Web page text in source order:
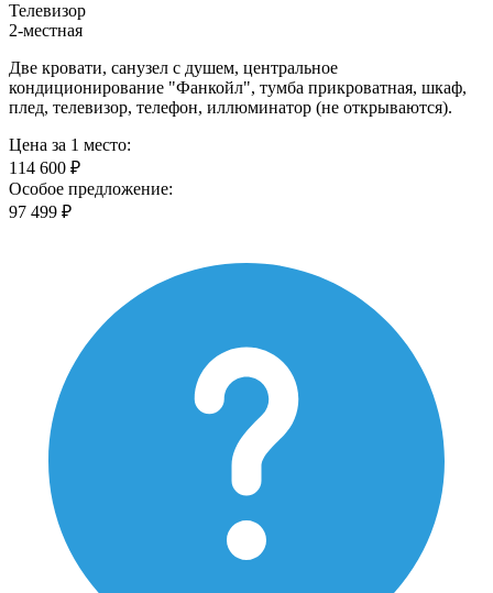
Телевизор
2-местная
Две кровати, санузел с душем, центральное
кондиционирование "Фанкойл", тумба прикроватная, шкаф,
плед, телевизор, телефон, иллюминатор (не открываются).
Цена за 1 место:
114 600 ₽
Особое предложение:
97 499 ₽